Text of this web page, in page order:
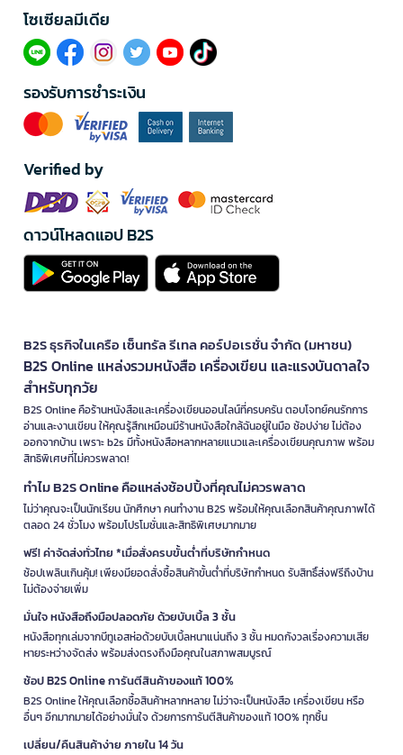
โซเซียลมีเดีย​
รองรับการชำระเงิน
Verified by
ดาวน์โหลดแอป B2S
B2S ธุรกิจในเครือ เซ็นทรัล รีเทล คอร์ปอเรชั่น จำกัด (มหาชน)
B2S Online แหล่งรวมหนังสือ เครื่องเขียน และแรงบันดาลใจ
สำหรับทุกวัย
B2S Online คือร้านหนังสือและเครื่องเขียนออนไลน์ที่ครบครัน ตอบโจทย์คนรักการ
อ่านและงานเขียน ให้คุณรู้สึกเหมือนมีร้านหนังสือใกล้ฉันอยู่ในมือ ช้อปง่าย ไม่ต้อง
ออกจากบ้าน เพราะ b2s มีทั้งหนังสือหลากหลายแนวและเครื่องเขียนคุณภาพ พร้อม
สิทธิพิเศษที่ไม่ควรพลาด!
ทำไม B2S Online คือแหล่งช้อปปิ้งที่คุณไม่ควรพลาด
ไม่ว่าคุณจะเป็นนักเรียน นักศึกษา คนทำงาน B2S พร้อมให้คุณเลือกสินค้าคุณภาพได้
ตลอด 24 ชั่วโมง พร้อมโปรโมชั่นและสิทธิพิเศษมากมาย
ฟรี! ค่าจัดส่งทั่วไทย *เมื่อสั่งครบขั้นต่ำที่บริษัทกำหนด
ช้อปเพลินเกินคุ้ม! เพียงมียอดสั่งซื้อสินค้าขั้นต่ำที่บริษัทกำหนด รับสิทธิ์ส่งฟรีถึงบ้าน
ไม่ต้องจ่ายเพิ่ม
มั่นใจ หนังสือถึงมือปลอดภัย ด้วยบับเบิ้ล 3 ชั้น
หนังสือทุกเล่มจากบีทูเอสห่อด้วยบับเบิ้ลหนาแน่นถึง 3 ชั้น หมดกังวลเรื่องความเสีย
หายระหว่างจัดส่ง พร้อมส่งตรงถึงมือคุณในสภาพสมบูรณ์
ช้อป B2S Online การันตีสินค้าของแท้ 100%
B2S Online ให้คุณเลือกซื้อสินค้าหลากหลาย ไม่ว่าจะเป็นหนังสือ เครื่องเขียน หรือ
อื่นๆ อีกมากมายได้อย่างมั่นใจ ด้วยการการันตีสินค้าของแท้ 100% ทุกชิ้น
เปลี่ยน/คืนสินค้าง่าย ภายใน 14 วัน